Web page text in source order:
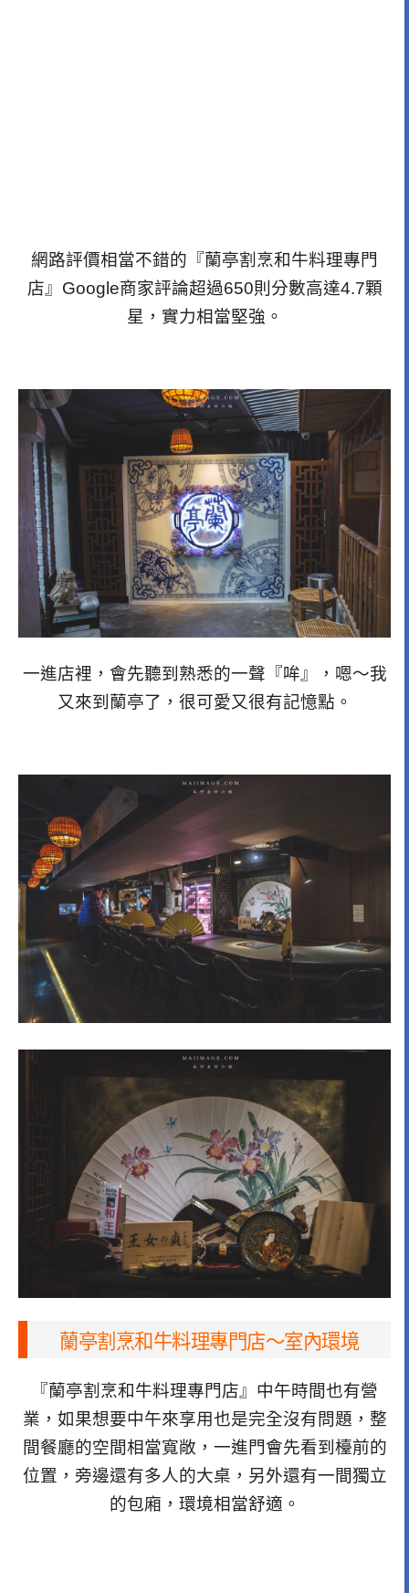
網路評價相當不錯的『蘭亭割烹和牛料理專門
店』Google商家評論超過650則分數高達4.7顆
星，實力相當堅強。
一進店裡，會先聽到熟悉的一聲『哞』，嗯～我
又來到蘭亭了，很可愛又很有記憶點。
蘭亭割烹和牛料理專門店～室內環境
『蘭亭割烹和牛料理專門店』中午時間也有營
業，如果想要中午來享用也是完全沒有問題，整
間餐廳的空間相當寬敞，一進門會先看到檯前的
位置，旁邊還有多人的大桌，另外還有一間獨立
的包廂，環境相當舒適。